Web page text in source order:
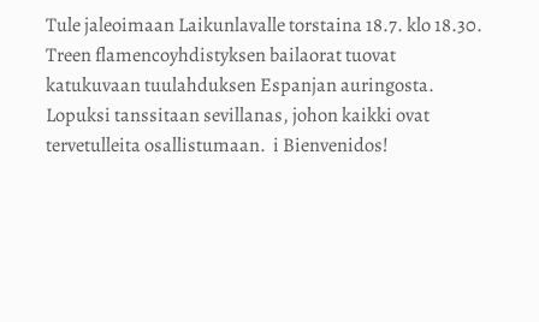
Tule jaleoimaan Laikunlavalle torstaina 18.7. klo 18.30.
Treen flamencoyhdistyksen bailaorat tuovat
katukuvaan tuulahduksen Espanjan auringosta.
Lopuksi tanssitaan sevillanas, johon kaikki ovat
tervetulleita osallistumaan. i Bienvenidos!